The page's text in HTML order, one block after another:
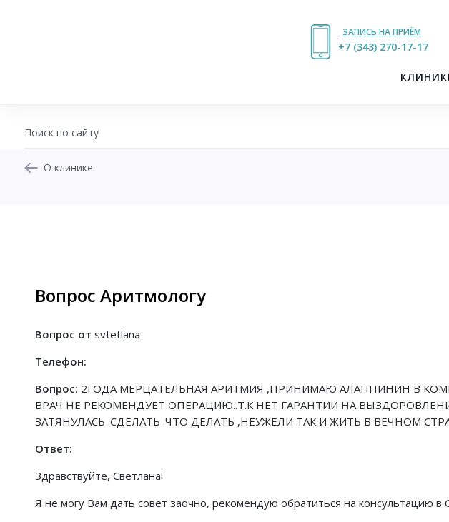
ЗАПИСЬ НА ПРИЁМ
+7 (343) 270-17-21
+7 (343) 270-17-17
О клинике
Вопрос Аритмологу
Вопрос от svtetlana
Телефон:
Вопрос: 2ГОДА МЕРЦАТЕЛЬНАЯ АРИТМИЯ ,ПРИНИМАЮ АЛАППИНИН В
ВРАЧ НЕ РЕКОМЕНДУЕТ ОПЕРАЦИЮ..Т.К НЕТ ГАРАНТИИ НА
ЗАТЯНУЛАСЬ .СДЕЛАТЬ .ЧТО ДЕЛАТЬ ,НЕУЖЕЛИ ТАК И ЖИТЬ В ВЕЧНОМ
Ответ:
Здравствуйте, Светлана!
Я не могу Вам дать совет заочно, рекомендую обратиться на консультацию в
+7 (343) 270-17-21